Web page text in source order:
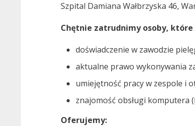
Szpital Damiana Wałbrzyska 46,
Chętnie zatrudnimy osoby, które
doświadczenie w zawodzie
aktualne prawo wykonywania
umiejętność pracy w zespole i
znajomość obsługi komputera
Oferujemy: